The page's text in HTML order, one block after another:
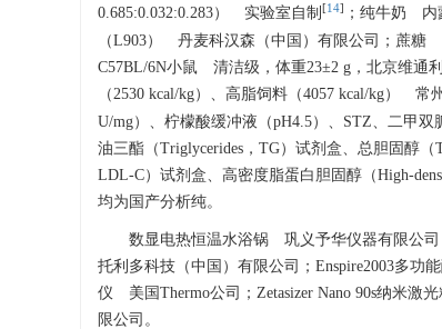
0.685:0.032:0.283） 实验室自制 [14]
；纯牛奶 内
（L903） 丹麦科汉森（中国）有限公司；蔗
C57BL/6N小鼠 清洁级，体重23±2 g，北京维通
（2530 kcal/kg）、高脂饲料（4057 kcal/kg） 常
U/mg）、柠檬酸缓冲液（pH4.5）、STZ、二甲
油三酯（Triglycerides，TG）试剂盒、总胆固醇（
LDL-C）试剂盒、高密度脂蛋白胆固醇（High-
均为国产分析纯。
数显电热恒温水浴锅 巩义予华仪器有限公
托利多科技（中国）有限公司；Enspire2003多
仪 美国Thermo公司；Zetasizer Nano 90s纳米
限公司。